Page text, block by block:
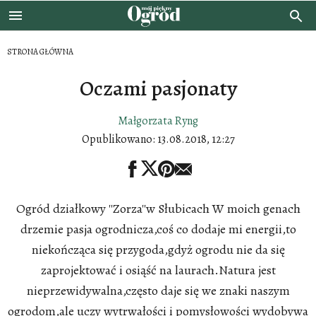
STRONA GŁÓWNA
Oczami pasjonaty
Małgorzata Ryng
Opublikowano: 13.08.2018, 12:27
Ogród działkowy ''Zorza''w Słubicach W moich genach
drzemie pasja ogrodnicza,coś co dodaje mi energii,to
niekończąca się przygoda,gdyż ogrodu nie da się
zaprojektować i osiąść na laurach.Natura jest
nieprzewidywalna,często daje się we znaki naszym
ogrodom,ale uczy wytrwałości i pomysłowości wydobywa